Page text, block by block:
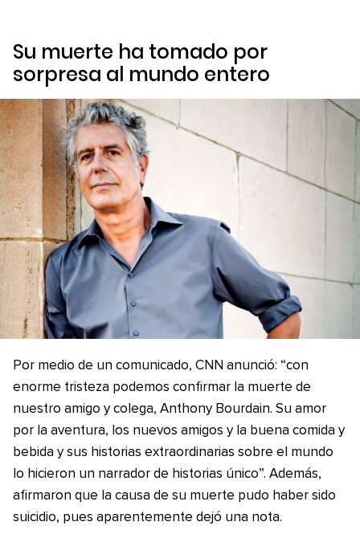
Su muerte ha tomado por
sorpresa al mundo entero
Por medio de un comunicado, CNN anunció: “con
enorme tristeza podemos confirmar la muerte de
nuestro amigo y colega, Anthony Bourdain. Su amor
por la aventura, los nuevos amigos y la buena comida y
bebida y sus historias extraordinarias sobre el mundo
lo hicieron un narrador de historias único”. Además,
afirmaron que la causa de su muerte pudo haber sido
suicidio, pues aparentemente dejó una nota.